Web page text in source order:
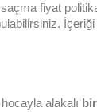
fiyat
İçeriği
alakalı bir